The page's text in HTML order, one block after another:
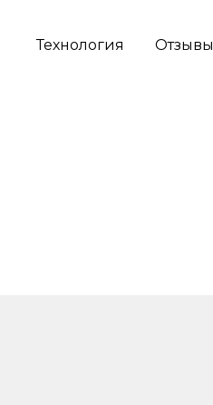
Технология Отзывы